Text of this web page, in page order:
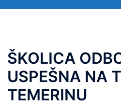
ŠKOLICA
USPEŠNA NA
TEMERINU